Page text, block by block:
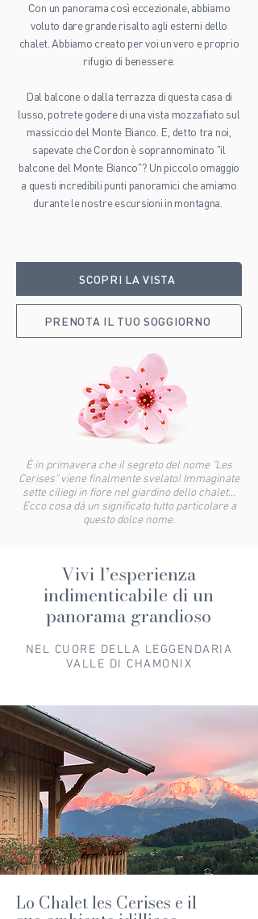
Con un panorama così eccezionale, abbiamo
voluto dare grande risalto agli esterni dello
chalet. Abbiamo creato per voi un vero e proprio
rifugio di benessere.
Dal balcone o dalla terrazza di questa casa di
lusso, potrete godere di una vista mozzafiato sul
massiccio del Monte Bianco. E, detto tra noi,
sapevate che Cordon è soprannominato "il
balcone del Monte Bianco"? Un piccolo omaggio
a questi incredibili punti panoramici che amiamo
durante le nostre escursioni in montagna.
SCOPRI LA VISTA
PRENOTA IL TUO SOGGIORNO
È in primavera che il segreto del nome "Les
Cerises" viene finalmente svelato! Immaginate
sette ciliegi in fiore nel giardino dello chalet...
Ecco cosa dà un significato tutto particolare a
questo dolce nome.
Vivi l’esperienza
indimenticabile di un
panorama grandioso
NEL CUORE DELLA LEGGENDARIA
VALLE DI CHAMONIX
Lo Chalet les Cerises e il